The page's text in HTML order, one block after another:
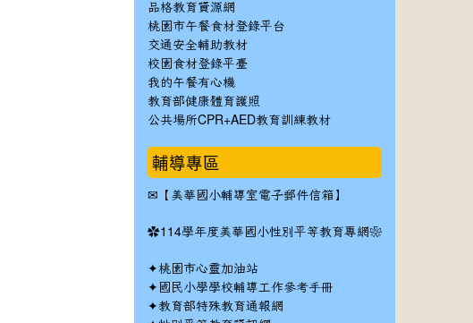
品格教育資源網
桃園市午餐食材登錄平台
交通安全輔助教材
校園食材登錄平臺
我的午餐有心機
教育部健康體育護照
公共場所CPR+AED教育訓練教材
輔導專區
✉ 【美華國小輔導室電子郵件信箱】
✿114學年度美華國小性別平等教育專網❀
✦桃園市心靈加油站
✦ 國民小學學校輔導工作參考手冊
✦教育部特殊教育通報網